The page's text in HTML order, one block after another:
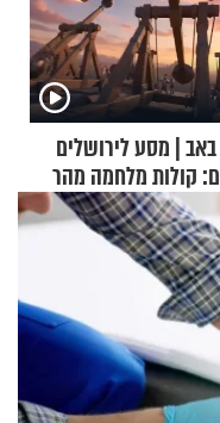
| מסע לירושלים
קולות מלחמה מהר